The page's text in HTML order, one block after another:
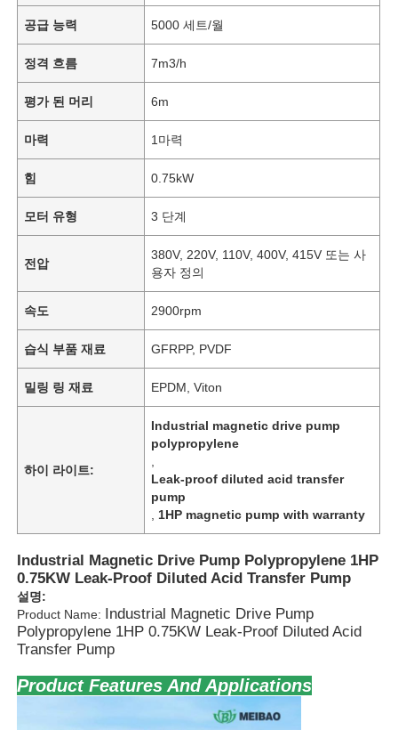
공급 능력 5000 세트/월
정격 흐름 7m3/h
평가 된 머리 6m
마력 1마력
힘 0.75kW
모터 유형 3 단계
전압
380V, 220V, 110V, 400V, 415V 또는 사
용자 정의
속도 2900rpm
습식 부품 재료 GFRPP, PVDF
밀링 링 재료 EPDM, Viton
하이 라이트:
Industrial magnetic drive pump
polypropylene
Leak-proof diluted acid transfer
pump
1HP magnetic pump with warranty
Industrial Magnetic Drive Pump Polypropylene 1HP
0.75KW Leak-Proof Diluted Acid Transfer Pump
설명:
Product Name: Industrial Magnetic Drive Pump
Polypropylene 1HP 0.75KW Leak-Proof Diluted Acid
Transfer Pump
Product Features And Applications